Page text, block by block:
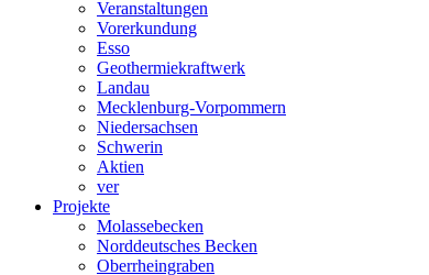
Veranstaltungen
Vorerkundung
Esso
Geothermiekraftwerk
Landau
Mecklenburg-Vorpommern
Niedersachsen
Schwerin
Aktien
ver
Projekte
Molassebecken
Norddeutsches Becken
Oberrheingraben